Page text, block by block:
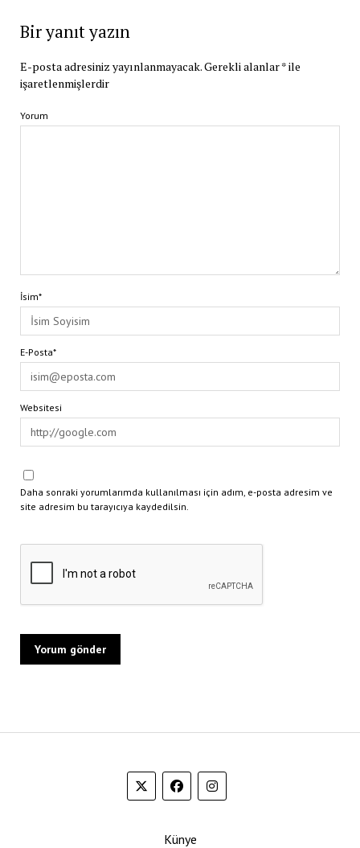
Bir yanıt yazın
E-posta adresiniz yayınlanmayacak.Gerekli alanlar*ile
işaretlenmişlerdir
Yorum
İsim*
E-Posta*
Websitesi
Daha sonraki yorumlarımda kullanılması için adım, e-posta adresim ve
site adresim bu tarayıcıya kaydedilsin.
Künye